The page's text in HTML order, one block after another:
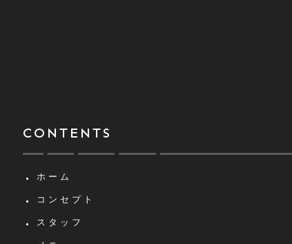
CONTENTS
ホーム
コンセプト
スタッフ